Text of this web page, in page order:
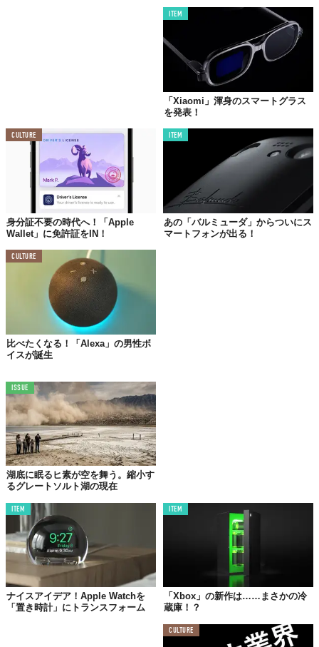
伸ばせて折りたためて捻れる素材が使われているとのこ
と。歪んだり損傷したりすることなく、ディスプレイの形状を変
えられるんだそう。
もとのサイズは12インチ
micro-LED を採用することで、
と比べて遜色ないんだとか。
この柔軟性があれば、将来的には家具や自動車、航空機などの
面にディスプレイの設置が見込めるとのこと。また、身体はもち
ろん、衣類にもモニターを取り付けられるかもしれないらしい。
ウェアラブルの定義が、変わりそうだ——。
Reference:LG Display Unveils the World’s First High-Resolution Stretchable Display
ITEM
「Xiaomi」渾身のスマートグラス
を発表！
CULTURE
身分証不要の時代へ！「Apple
Wallet」に免許証をIN！
ITEM
あの「バルミューダ」からついにス
マートフォンが出る！
CULTURE
比べたくなる！「Alexa」の男性ボ
イスが誕生
ISSUE
湖底に眠るヒ素が空を舞う。縮小す
るグレートソルト湖の現在
ITEM
ナイスアイデア！Apple Watchを
「置き時計」にトランスフォーム
ITEM
「Xbox」の新作は……まさかの冷
蔵庫！？
CULTURE